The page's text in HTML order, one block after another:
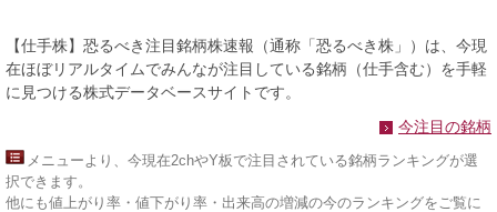
【仕手株】恐るべき注目銘柄株速報（通称「恐るべき株」）は、今現
在ほぼリアルタイムでみんなが注目している銘柄（仕手含む）を手軽
に見つける株式データベースサイトです。
今注目の銘柄
メニューより、今現在2chやY板で注目されている銘柄ランキングが選
択できます。
他にも値上がり率・値下がり率・出来高の増減の今のランキングをご覧に